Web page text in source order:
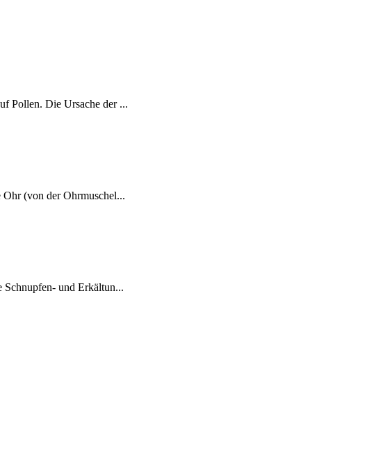
Pollen. Die Ursache der ...
Ohr (von der Ohrmuschel...
Schnupfen- und Erkältun...